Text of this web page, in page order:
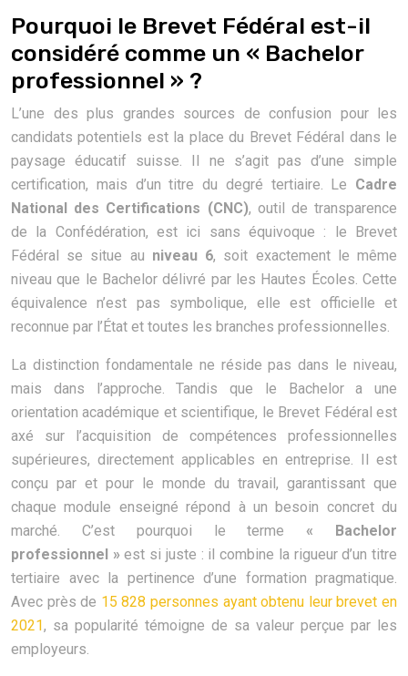
Pourquoi le Brevet Fédéral est-il
considéré comme un « Bachelor
professionnel » ?
L’une des plus grandes sources de confusion pour les
candidats potentiels est la place du Brevet Fédéral dans le
paysage éducatif suisse. Il ne s’agit pas d’une simple
certification, mais d’un titre du degré tertiaire. Le Cadre
National des Certifications (CNC), outil de transparence
de la Confédération, est ici sans équivoque : le Brevet
Fédéral se situe au niveau 6, soit exactement le même
niveau que le Bachelor délivré par les Hautes Écoles. Cette
équivalence n’est pas symbolique, elle est officielle et
reconnue par l’État et toutes les branches professionnelles.
La distinction fondamentale ne réside pas dans le niveau,
mais dans l’approche. Tandis que le Bachelor a une
orientation académique et scientifique, le Brevet Fédéral est
axé sur l’acquisition de compétences professionnelles
supérieures, directement applicables en entreprise. Il est
conçu par et pour le monde du travail, garantissant que
chaque module enseigné répond à un besoin concret du
marché. C’est pourquoi le terme« Bachelor
professionnel »est si juste : il combine la rigueur d’un titre
tertiaire avec la pertinence d’une formation pragmatique.
Avec près de 15 828 personnes ayant obtenu leur brevet en
2021, sa popularité témoigne de sa valeur perçue par les
employeurs.